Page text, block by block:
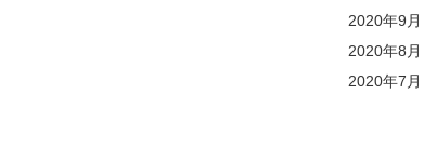
2020年9月
2020年8月
2020年7月